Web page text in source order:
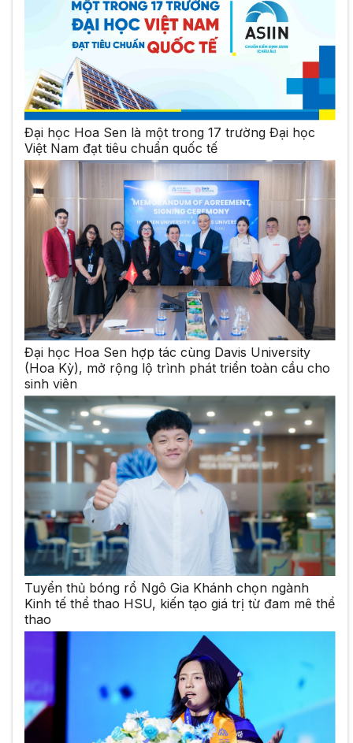
Đại học Hoa Sen là một trong 17 trường Đại học
Việt Nam đạt tiêu chuẩn quốc tế
Đại học Hoa Sen hợp tác cùng Davis University
(Hoa Kỳ), mở rộng lộ trình phát triển toàn cầu cho
sinh viên
Tuyển thủ bóng rổ Ngô Gia Khánh chọn ngành
Kinh tế thể thao HSU, kiến tạo giá trị từ đam mê thể
thao